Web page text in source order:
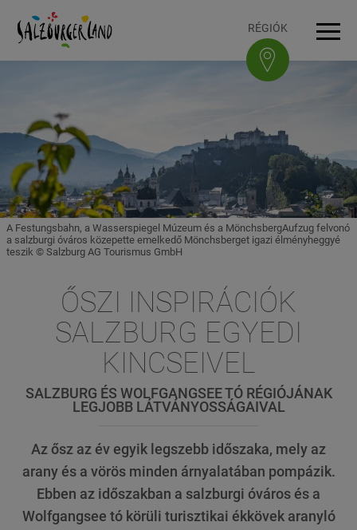
A tartalomhozAccesskey
[0]
A navigációhozAccesskey
[1]
Az oldal tetejéreAccesskey
[2]
A lábléchezAccesskey
[3] RÉGIÓK
A Festungsbahn, a Wasserspiegel Múzeum és a MönchsbergAufzug felvonó
a salzburgi óváros közepette emelkedő Mönchsberget igazi élményheggyé
teszik © Salzburg AG Tourismus GmbH
ŐSZI INSPIRÁCIÓK
SALZBURG EGYEDI
KINCSEIVEL
SALZBURG ÉS WOLFGANGSEE TÓ RÉGIÓJÁNAK
LEGJOBB LÁTVÁNYOSSÁGAIVAL
Az ősz az év egyik legszebb időszaka, mely az
arany és a vörös minden árnyalatában pompázik.
Ebben az időszakban a salzburgi óváros és a
Wolfgangsee tó körüli turisztikai ékkövek aranyló